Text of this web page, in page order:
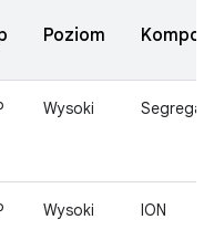
Poziom
Wysoki
Wysoki ION